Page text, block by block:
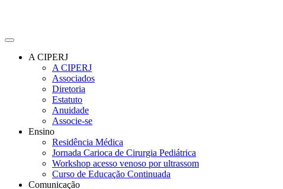
A CIPERJ
A CIPERJ
Associados
Diretoria
Estatuto
Anuidade
Associe-se
Ensino
Residência Médica
Jornada Carioca de Cirurgia Pediátrica
Workshop acesso venoso por ultrassom
Curso de Educação Continuada
Comunicação